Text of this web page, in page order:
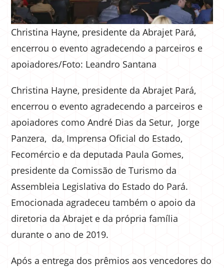
Christina Hayne, presidente da Abrajet Pará,
encerrou o evento agradecendo a parceiros e
apoiadores/Foto: Leandro Santana
Christina Hayne, presidente da Abrajet Pará,
encerrou o evento agradecendo a parceiros e
apoiadores como André Dias da Setur, Jorge
Panzera, da, Imprensa Oficial do Estado,
Fecomércio e da deputada Paula Gomes,
presidente da Comissão de Turismo da
Assembleia Legislativa do Estado do Pará.
Emocionada agradeceu também o apoio da
diretoria da Abrajet e da própria família
durante o ano de 2019.
Após a entrega dos prêmios aos vencedores do